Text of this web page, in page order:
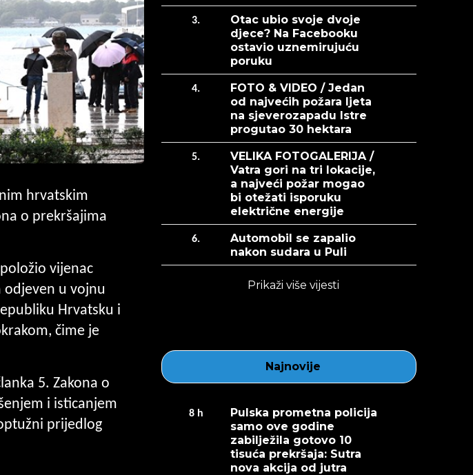
hrvatskim
o prekršajima
vijenac
odjeven u vojnu
Hrvatsku i
čime je
5. Zakona o
i isticanjem
prijedlog
3.
Otac ubio svoje dvoje
djece? Na Facebooku
ostavio uznemirujuću
poruku
4.
FOTO & VIDEO / Jedan
od najvećih požara ljeta
na sjeverozapadu Istre
progutao 30 hektara
5.
VELIKA FOTOGALERIJA /
Vatra gori na tri lokacije,
a najveći požar mogao
bi otežati isporuku
električne energije
6.
Automobil se zapalio
nakon sudara u Puli
Prikaži više vijesti
Najnovije
8 h
Pulska prometna policija
samo ove godine
zabilježila gotovo 10
tisuća prekršaja: Sutra
nova akcija od jutra